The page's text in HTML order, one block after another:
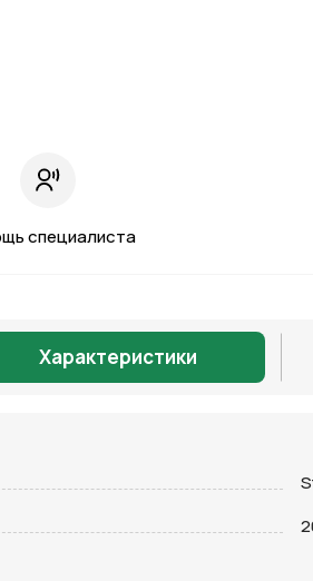
специалиста
Характеристики
на кнопку “Отправить заявку”, вы